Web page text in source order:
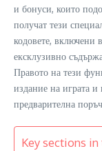
и бонуси, които
получат тези
кодовете, включени
ексклузивно
Правото на тези
издание на играта и
предварителна
Key sections